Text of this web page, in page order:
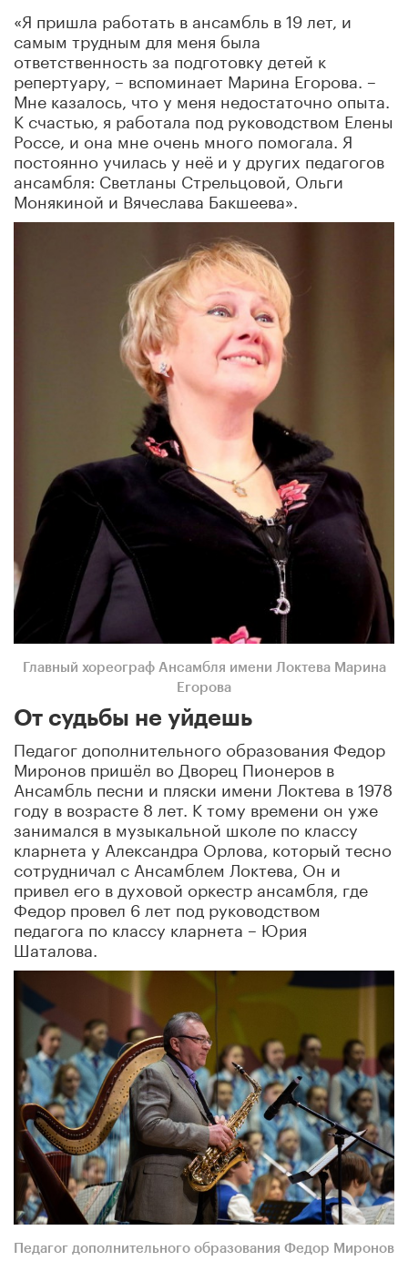
«Я пришла работать в ансамбль в 19 лет, и
самым трудным для меня была
ответственность за подготовку детей к
репертуару, – вспоминает Марина Егорова. –
Мне казалось, что у меня недостаточно опыта.
К счастью, я работала под руководством Елены
Россе, и она мне очень много помогала. Я
постоянно училась у неё и у других педагогов
ансамбля: Светланы Стрельцовой, Ольги
Монякиной и Вячеслава Бакшеева».
Главный хореограф Ансамбля имени Локтева Марина
Егорова
От судьбы не уйдешь
Педагог дополнительного образования Федор
Миронов пришёл во Дворец Пионеров в
Ансамбль песни и пляски имени Локтева в 1978
году в возрасте 8 лет. К тому времени он уже
занимался в музыкальной школе по классу
кларнета у Александра Орлова, который тесно
сотрудничал с Ансамблем Локтева, Он и
привел его в духовой оркестр ансамбля, где
Федор провел 6 лет под руководством
педагога по классу кларнета – Юрия
Шаталова.
Педагог дополнительного образования Федор Миронов